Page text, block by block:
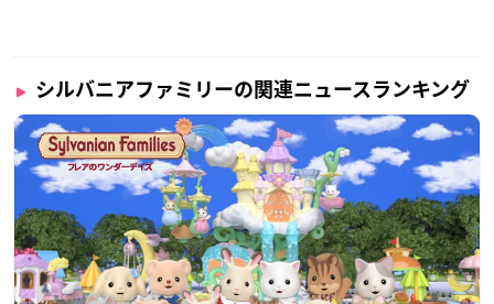
シルバニアファミリーの関連ニュースランキング